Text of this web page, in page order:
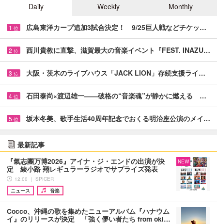
Daily
Weekly Monthly
1 位 広島東洋カープ追加3試合決定！ 9/25巨人戦などチケッ…
2 位 西川貴教に直撃、滋賀最大の音楽イベント『FEST. INAZU…
3 位 大阪・茨木のライブハウス「JACK LION」存続支援ライ…
4 位 石田泰尚×渡辺雄一――破格の“音楽魂”が静かに燃える …
5 位 坂本冬美、歌手生活40周年記念でおくる明治座公演のメイ…
最新記事
『氣志團万博2026』アイナ・ジ・エンドの出演が決
定 綾小路 翔レギュラーラジオでサプライズ発表
12:00 ｜ SPICER
ニュース
音楽
NEW
Cocco、沖縄の歌を集めたニューアルバム『ハナウム
イ』のリリースが決定 「強く儚い者たち from oki…